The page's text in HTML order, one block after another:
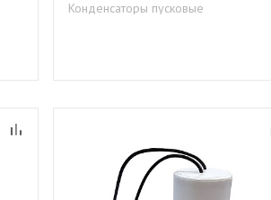
Конденсаторы пусковые